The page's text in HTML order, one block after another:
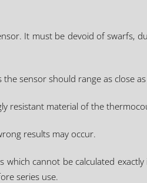
It must be devoid of swarfs,
sensor should range as close
resistant material of the
results may occur.
cannot be calculated
series use.